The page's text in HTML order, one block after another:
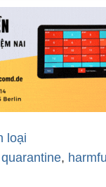
loại
,